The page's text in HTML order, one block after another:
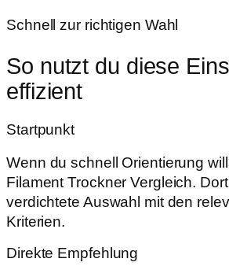
Schnell zur richtigen Wahl
So nutzt du diese
effizient
Startpunkt
Wenn du schnell Orientierung
Filament Trockner Vergleich.
verdichtete Auswahl mit den
Kriterien.
Direkte Empfehlung